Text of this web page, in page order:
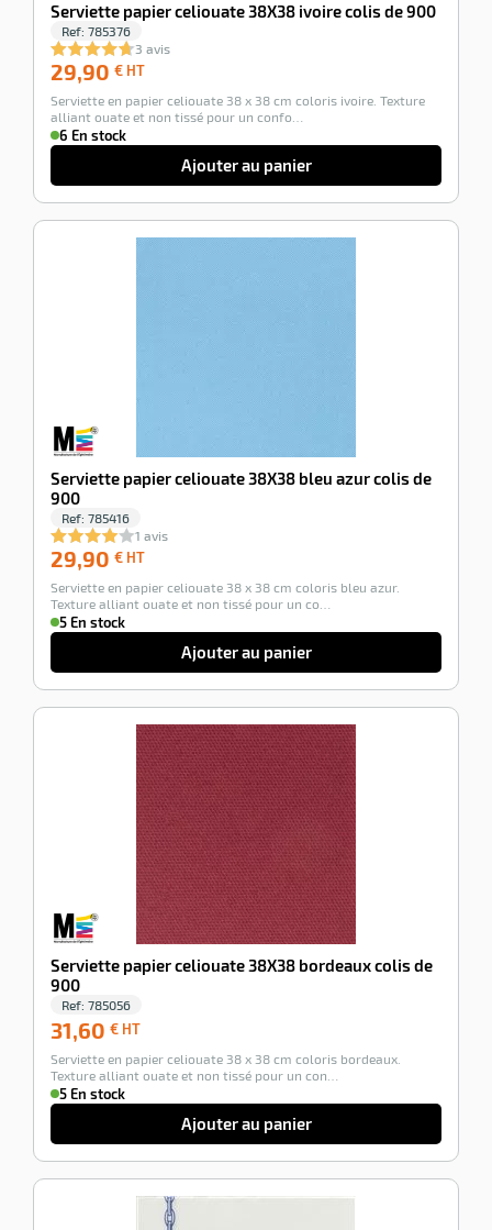
Serviette papier celiouate 38X38 ivoire colis de 900
Ref: 785376
3 avis
29,90 € HT
HT
Serviette en papier celiouate 38 x 38 cm coloris ivoire. Texture
alliant ouate et non tissé pour un confo…
6 En stock
Ajouter au panier
Serviette papier celiouate 38X38 bleu azur colis de
900
Ref: 785416
1 avis
29,90 € HT
HT
Serviette en papier celiouate 38 x 38 cm coloris bleu azur.
Texture alliant ouate et non tissé pour un co…
5 En stock
Ajouter au panier
Serviette papier celiouate 38X38 bordeaux colis de
900
Ref: 785056
31,60 € HT
HT
Serviette en papier celiouate 38 x 38 cm coloris bordeaux.
Texture alliant ouate et non tissé pour un con…
5 En stock
Ajouter au panier